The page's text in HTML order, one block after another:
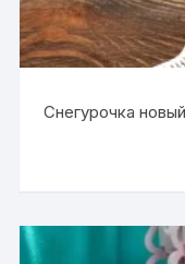
Снегурочка